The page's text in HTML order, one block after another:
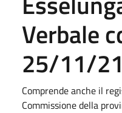
Verbale
25/11/21
Comprende anche il
Commissione della